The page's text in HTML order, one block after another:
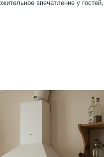
впечатление у